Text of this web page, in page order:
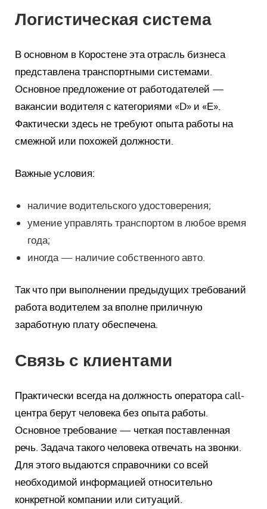
Логистическая система
В основном в Коростене эта отрасль бизнеса
представлена транспортными системами.
Основное предложение от работодателей —
вакансии водителя с категориями «D» и «Е».
Фактически здесь не требуют опыта работы на
смежной или похожей должности.
Важные условия:
наличие водительского удостоверения;
умение управлять транспортом в любое время
года;
иногда — наличие собственного авто.
Так что при выполнении предыдущих требований
работа водителем за вполне приличную
заработную плату обеспечена.
Связь с клиентами
Практически всегда на должность оператора call-
центра берут человека без опыта работы.
Основное требование — четкая поставленная
речь. Задача такого человека отвечать на звонки.
Для этого выдаются справочники со всей
необходимой информацией относительно
конкретной компании или ситуаций.